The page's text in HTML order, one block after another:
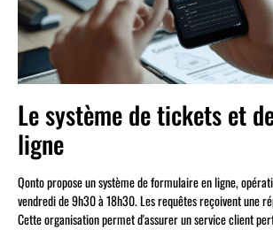
Le système de tickets et
ligne
Qonto propose un système de formulaire en ligne,
vendredi de 9h30 à 18h30. Les requêtes reçoivent une
Cette organisation permet d'assurer un service client